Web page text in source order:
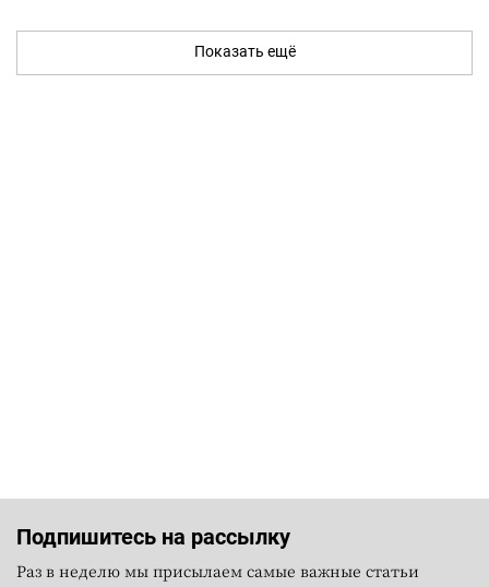
Показать ещё
Подпишитесь на рассылку
Раз в неделю мы присылаем самые важные статьи